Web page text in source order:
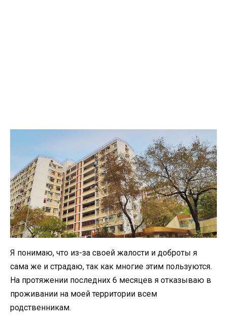
Я понимаю, что из-за своей жалости и доброты я
сама же и страдаю, так как многие этим пользуются.
На протяжении последних 6 месяцев я отказываю в
проживании на моей территории всем
родственникам.